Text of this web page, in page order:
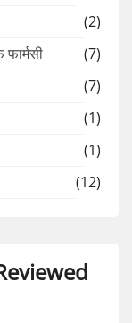
(2)
(7)
(7)
(1)
(1)
(12)